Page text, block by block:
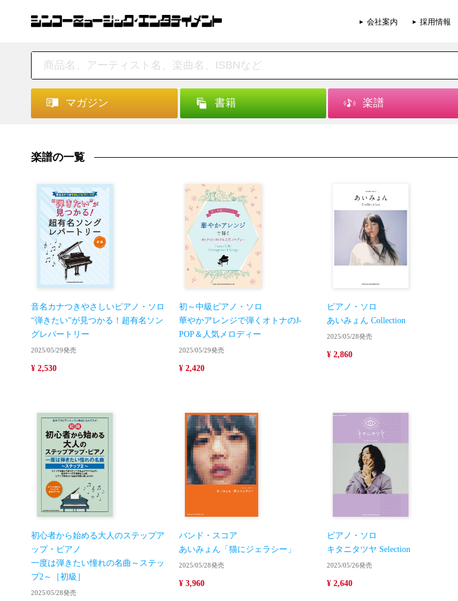
会社案内 採用情報
マガジン 書籍 楽譜
楽譜の一覧
音名カナつきやさしいピアノ・ソロ
“弾きたい”が見つかる！超有名ソン
グレパートリー
2025/05/29発売
¥ 2,530
初～中級ピアノ・ソロ
華やかアレンジで弾くオトナのJ-
POP＆人気メロディー
2025/05/29発売
¥ 2,420
ピアノ・ソロ
あいみょん Collection
2025/05/28発売
¥ 2,860
初心者から始める大人のステップア
ップ・ピアノ
一度は弾きたい憧れの名曲～ステッ
プ2～［初級］
2025/05/28発売
バンド・スコア
あいみょん「猫にジェラシー」
2025/05/28発売
¥ 3,960
ピアノ・ソロ
キタニタツヤ Selection
2025/05/26発売
¥ 2,640